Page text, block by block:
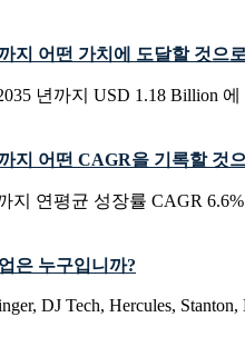
지 어떤 가치에 도달할 것으
년까지 USD 1.18 Billion
지 어떤 CAGR을 기록할 것
지 연평균 성장률 CAGR
은 누구입니까?
DJ Tech, Hercules,